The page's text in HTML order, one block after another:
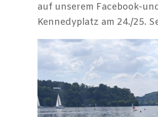
auf unserem Facebook-
Kennedyplatz am 24./25.